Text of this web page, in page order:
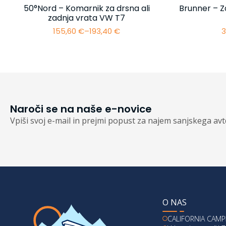
50°Nord – Komarnik za drsna ali
zadnja vrata VW T7
155,60€–193,40€
Cenovni
Brunner –
Naroči se na naše e-novice
Vpiši svoj e-mail in prejmi popust za najem sanjskega
O NAS
CALIFORNIA